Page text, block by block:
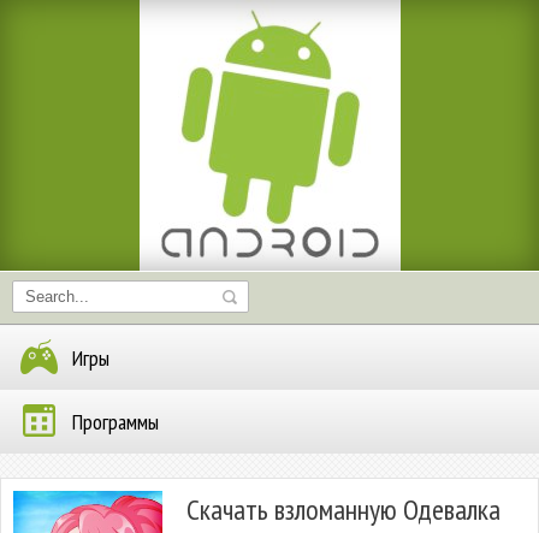
Игры
Программы
Скачать взломанную Одевалка